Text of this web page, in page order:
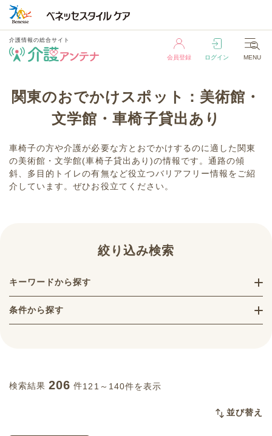
介護情報の総合サイト
会員登録 ログイン MENU
会員登録 ログイン MENU
関東のおでかけスポット：美術館・
文学館・車椅子貸出あり
車椅子の方や介護が必要な方とおでかけするのに適した関東
の美術館・文学館(車椅子貸出あり)の情報です。通路の傾
斜、多目的トイレの有無など役立つバリアフリー情報をご紹
介しています。ぜひお役立てください。
絞り込み検索
キーワードから探す
条件から探す
検索結果 206 件121～140件を表示
並び替え